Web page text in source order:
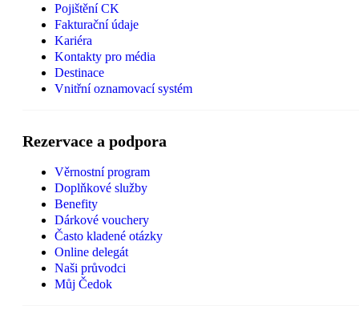
Pojištění CK
Fakturační údaje
Kariéra
Kontakty pro média
Destinace
Vnitřní oznamovací systém
Rezervace a podpora
Věrnostní program
Doplňkové služby
Benefity
Dárkové vouchery
Často kladené otázky
Online delegát
Naši průvodci
Můj Čedok